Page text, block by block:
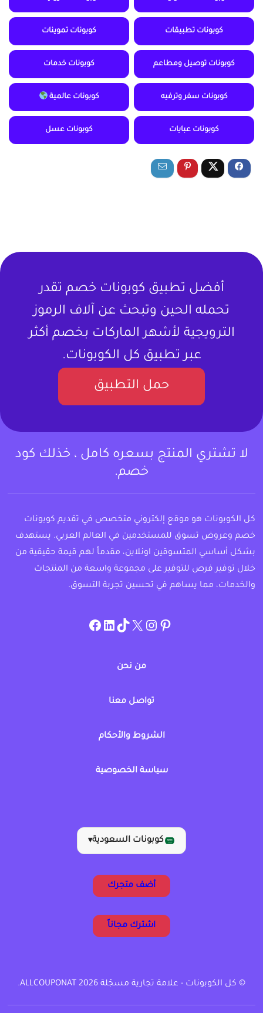
كوبونات تطبيقات كوبونات تموينات
كوبونات توصيل ومطاعم كوبونات خدمات
كوبونات سفر وترفيه كوبونات عالمية
كوبونات عبايات كوبونات عسل
أفضل تطبيق كوبونات خصم تقدر
تحمله الحين وتبحث عن آلاف الرموز
الترويجية لأشهر الماركات بخصم أكثر
عبر تطبيق كل الكوبونات.
حمل التطبيق
لا تشتري المنتج بسعره كامل ، خذلك كود
خصم.
كل الكوبونات هو موقع إلكتروني متخصص في تقديم كوبونات
خصم وعروض تسوق للمستخدمين في العالم العربي. يستهدف
بشكل أساسي المتسوقين اونلاين، مقدماً لهم قيمة حقيقية من
خلال توفير فرص للتوفير على مجموعة واسعة من المنتجات
والخدمات، مما يساهم في تحسين تجربة التسوق.
pinterest
allcouponat
twitter
TikTok
linkedin
facebook
من نحن
تواصل معنا
الشروط والأحكام
سياسة الخصوصية
كوبونات السعودية▾
أضف متجرك
اشترك مجاناً
© كل الكوبونات - علامة تجارية مسجّلة ALLCOUPONAT 2026.